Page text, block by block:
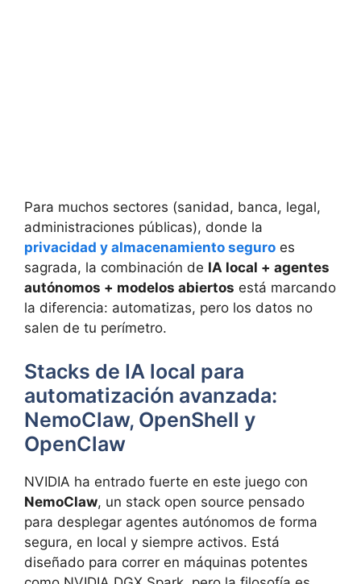
Para muchos sectores (sanidad, banca, legal,
administraciones públicas), donde la
privacidad y almacenamiento seguro es
sagrada, la combinación de IA local + agentes
autónomos + modelos abiertos está marcando
la diferencia: automatizas, pero los datos no
salen de tu perímetro.
Stacks de IA local para
automatización avanzada:
NemoClaw, OpenShell y
OpenClaw
NVIDIA ha entrado fuerte en este juego con
NemoClaw, un stack open source pensado
para desplegar agentes autónomos de forma
segura, en local y siempre activos. Está
diseñado para correr en máquinas potentes